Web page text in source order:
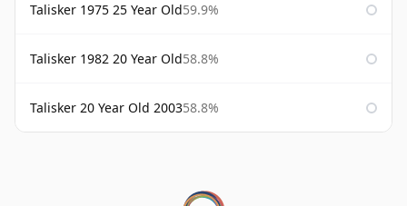
Talisker 1975 25 Year Old59.9%
Talisker 1982 20 Year Old58.8%
Talisker 20 Year Old 200358.8%